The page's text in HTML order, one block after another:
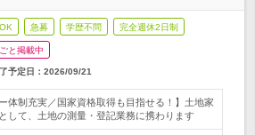
急募 学歴不問 完全週休2日制
と掲載中
予定日： 2026/09/21
体制充実／国家資格取得も目指せる！】土地家
して、土地の測量・登記業務に携わります